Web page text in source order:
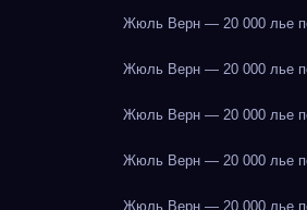
Жюль Верн — 20 000 лье
Жюль Верн — 20 000 лье
Жюль Верн — 20 000 лье
Жюль Верн — 20 000 лье
Жюль Верн — 20 000 лье